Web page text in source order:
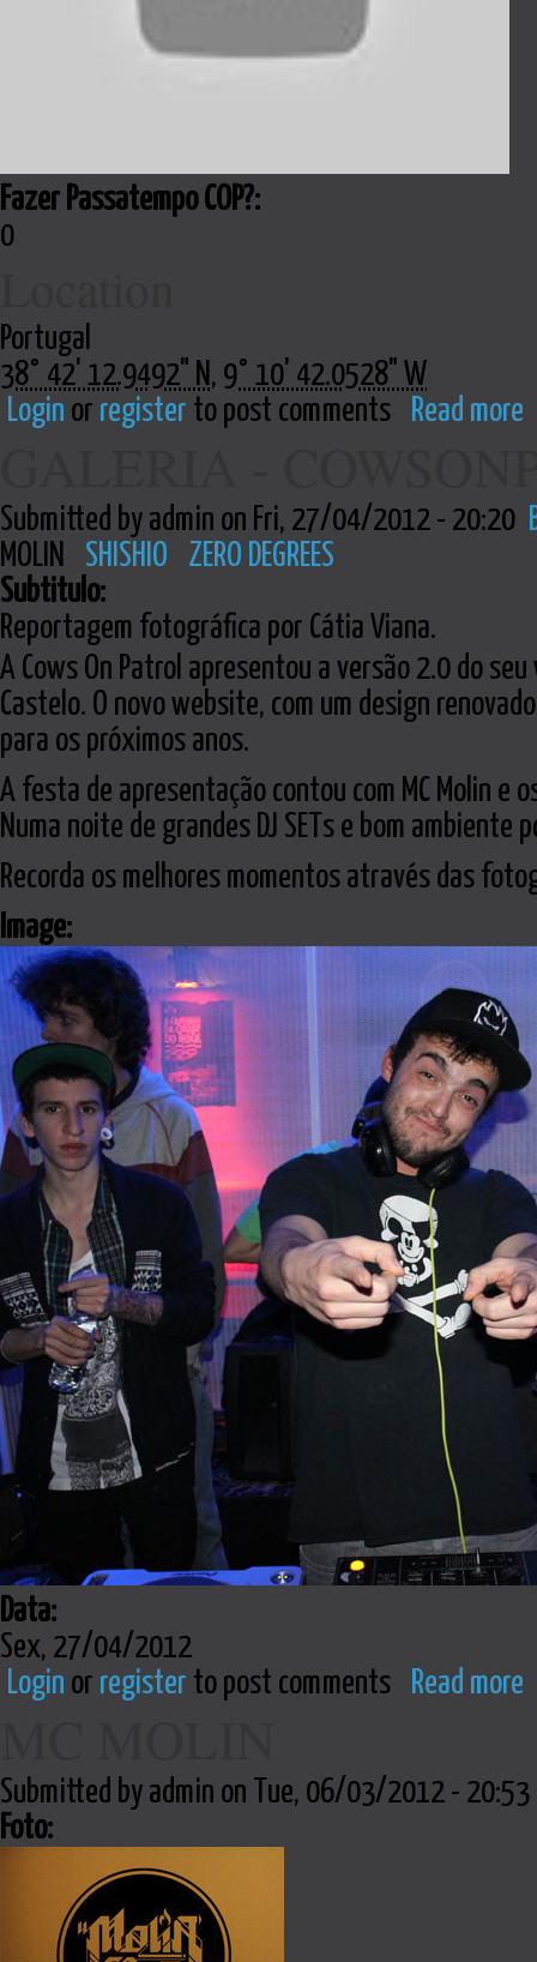
Fazer Passatempo COP?:
0
Portugal
38° 42' 12.9492" N, 9° 10' 42.0528" W
Login or register to post comments Read more
Submitted by admin on Fri, 27/04/2012 - 20:20
MOLIN
SHISHIO
ZERO DEGREES
Subtitulo:
Reportagem fotográfica por Cátia Viana.
A Cows On Patrol apresentou a versão 2.0 do
Castelo. O novo website, com um design
para os próximos anos.
A festa de apresentação contou com MC Molin e
Numa noite de grandes DJ SETs e bom ambiente
Recorda os melhores momentos através das
Image:
Data:
Sex, 27/04/2012
Login or register to post comments Read more
Submitted by admin on Tue, 06/03/2012 - 20:53
Foto: